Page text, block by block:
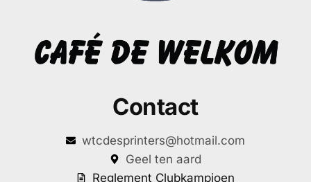
Contact
wtcdesprinters@hotmail.com
Geel ten aard
Reglement Clubkampioen